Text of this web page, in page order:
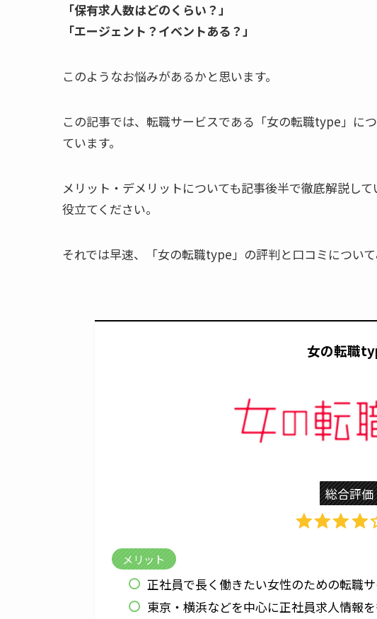
「保有求人数はどのくらい？」
「エージェント？イベントある？」
このようなお悩みがあるかと思います。
この記事では、転職サービスである「女の転職type」に
ています。
メリット・デメリットについても記事後半で徹底解説し
役立てください。
それでは早速、「女の転職type」の評判と口コミについて
女の転職
総合評価
メリット
正社員で長く働きたい女性のための転職
東京・横浜などを中心に正社員求人情報